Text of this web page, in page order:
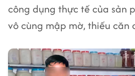
công dụng thực tế của sản
vô cùng mập mờ, thiếu căn